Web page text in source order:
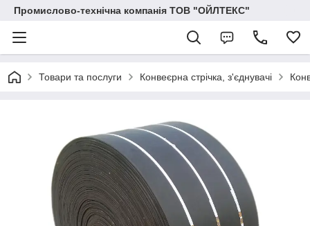
Промислово-технічна компанія ТОВ "ОЙЛТЕКС"
Товари та послуги Конвеєрна стрічка, з'єднувачі